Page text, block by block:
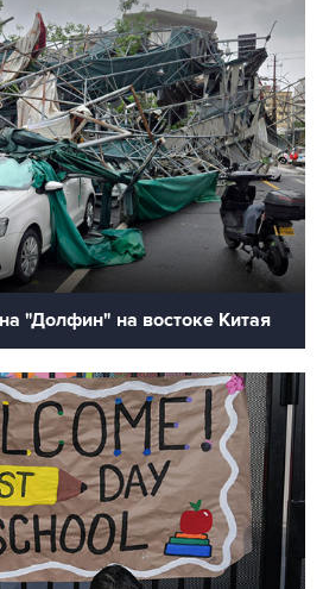
"Долфин" на востоке Китая